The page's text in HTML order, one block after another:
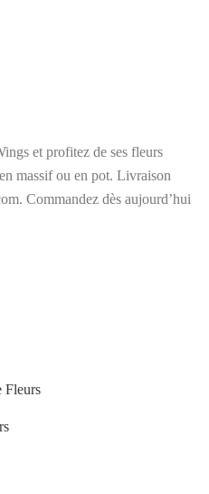
et profitez de ses fleurs
massif ou en pot. Livraison
Commandez dès aujourd’hui
Fleurs